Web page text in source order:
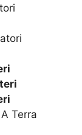
Terra